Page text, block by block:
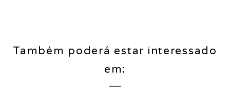
Também poderá estar interessado
em: